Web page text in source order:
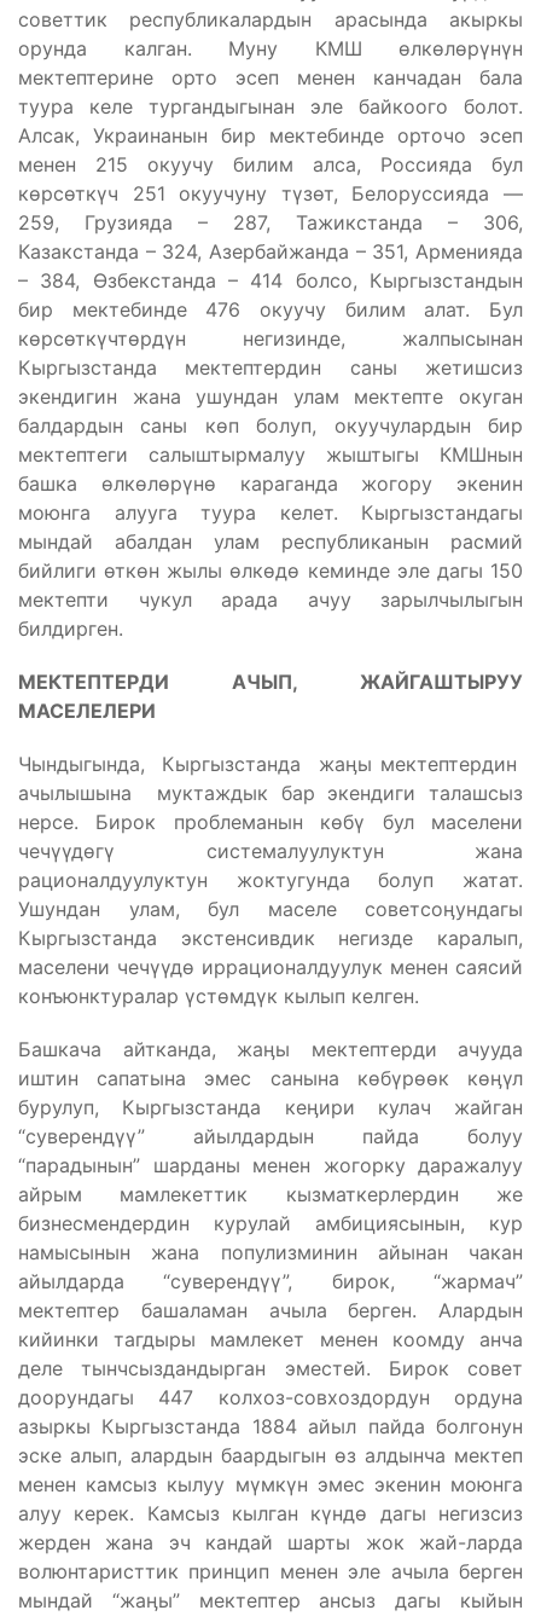
советтик республикалардын арасында акыркы
орунда калган. Муну КМШ өлкөлөрүнүн
мектептерине орто эсеп менен канчадан бала
туура келе тургандыгынан эле байкоого болот.
Алсак, Украинанын бир мектебинде орточо эсеп
менен 215 окуучу билим алса, Россияда бул
көрсөткүч 251 окуучуну түзөт, Белоруссияда —
259, Грузияда – 287, Тажикстанда – 306,
Казакстанда – 324, Азербайжанда – 351, Арменияда
– 384, Өзбекстанда – 414 болсо, Кыргызстандын
бир мектебинде 476 окуучу билим алат. Бул
көрсөткүчтөрдүн негизинде, жалпысынан
Кыргызстанда мектептердин саны жетишсиз
экендигин жана ушундан улам мектепте окуган
балдардын саны көп болуп, окуучулардын бир
мектептеги салыштырмалуу жыштыгы КМШнын
башка өлкөлөрүнө караганда жогору экенин
моюнга алууга туура келет. Кыргызстандагы
мындай абалдан улам республиканын расмий
бийлиги өткөн жылы өлкөдө кеминде эле дагы 150
мектепти чукул арада ачуу зарылчылыгын
билдирген.
МЕКТЕПТЕРДИ АЧЫП, ЖАЙГАШТЫРУУ
МАСЕЛЕЛЕРИ
Чындыгында, Кыргызстанда жаӊы мектептердин
ачылышына муктаждык бар экендиги талашсыз
нерсе. Бирок проблеманын көбү бул маселени
чечүүдөгү системалуулуктун жана
рационалдуулуктун жоктугунда болуп жатат.
Ушундан улам, бул маселе советсоӊундагы
Кыргызстанда экстенсивдик негизде каралып,
маселени чечүүдө иррационалдуулук менен саясий
конъюнктуралар үстөмдүк кылып келген.
Башкача айтканда, жаӊы мектептерди ачууда
иштин сапатына эмес санына көбүрөөк көӊүл
бурулуп, Кыргызстанда кеӊири кулач жайган
“суверендүү” айылдардын пайда болуу
“парадынын” шарданы менен жогорку даражалуу
айрым мамлекеттик кызматкерлердин же
бизнесмендердин курулай амбициясынын, кур
намысынын жана популизминин айынан чакан
айылдарда “суверендүү”, бирок, “жармач”
мектептер башаламан ачыла берген. Алардын
кийинки тагдыры мамлекет менен коомду анча
деле тынчсыздандырган эместей. Бирок совет
доорундагы 447 колхоз-совхоздордун ордуна
азыркы Кыргызстанда 1884 айыл пайда болгонун
эске алып, алардын баардыгын өз алдынча мектеп
менен камсыз кылуу мүмкүн эмес экенин моюнга
алуу керек. Камсыз кылган күндө дагы негизсиз
жерден жана эч кандай шарты жок жай-ларда
волюнтаристтик принцип менен эле ачыла берген
мындай “жаӊы” мектептер ансыз дагы кыйын